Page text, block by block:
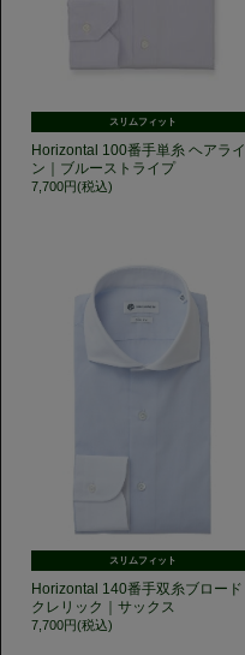
スリムフィット
Horizontal 100番手単糸 ヘアライ
ン｜ブルーストライプ
7,700円(税込)
スリムフィット
Horizontal 140番手双糸ブロード
クレリック｜サックス
7,700円(税込)